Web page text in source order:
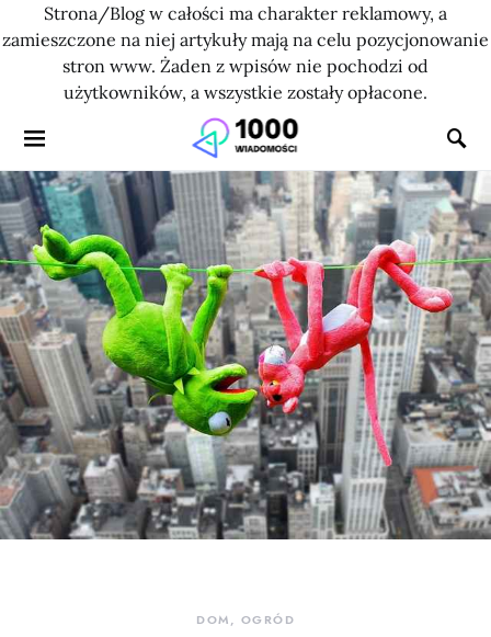
Strona/Blog w całości ma charakter reklamowy, a
zamieszczone na niej artykuły mają na celu pozycjonowanie
stron www. Żaden z wpisów nie pochodzi od
użytkowników, a wszystkie zostały opłacone.
DOM, OGRÓD